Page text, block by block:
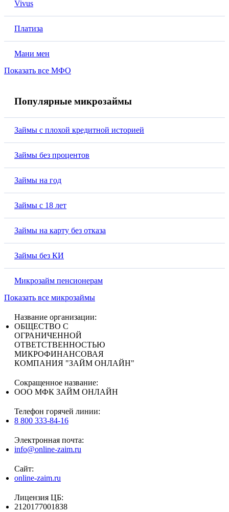
Vivus
Платиза
Мани мен
Показать все МФО
Популярные микрозаймы
Займы с плохой кредитной историей
Займы без процентов
Займы на год
Займы с 18 лет
Займы на карту без отказа
Займы без КИ
Микрозайм пенсионерам
Показать все микрозаймы
Название организации:
ОБЩЕСТВО С
ОГРАНИЧЕННОЙ
ОТВЕТСТВЕННОСТЬЮ
МИКРОФИНАНСОВАЯ
КОМПАНИЯ "ЗАЙМ ОНЛАЙН"
Сокращенное название:
ООО МФК ЗАЙМ ОНЛАЙН
Телефон горячей линии:
8 800 333-84-16
Электронная почта:
info@online-zaim.ru
Сайт:
online-zaim.ru
Лицензия ЦБ:
2120177001838